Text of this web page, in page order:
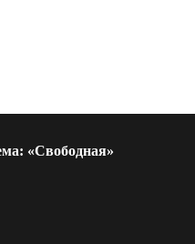
«Свободная»